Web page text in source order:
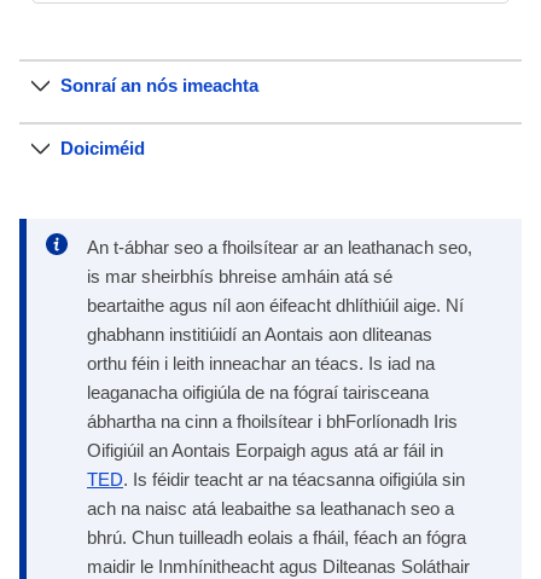
Sonraí an nós imeachta
Doiciméid
An t-ábhar seo a fhoilsítear ar an leathanach seo,
is mar sheirbhís bhreise amháin atá sé
beartaithe agus níl aon éifeacht dhlíthiúil aige. Ní
ghabhann institiúidí an Aontais aon dliteanas
orthu féin i leith inneachar an téacs. Is iad na
leaganacha oifigiúla de na fógraí tairisceana
ábhartha na cinn a fhoilsítear i bhForlíonadh Iris
Oifigiúil an Aontais Eorpaigh agus atá ar fáil in
TED. Is féidir teacht ar na téacsanna oifigiúla sin
ach na naisc atá leabaithe sa leathanach seo a
bhrú. Chun tuilleadh eolais a fháil, féach an fógra
maidir le Inmhínitheacht agus Dilteanas Soláthair